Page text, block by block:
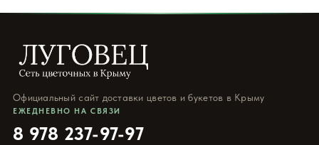
Официальный сайт доставки цветов и букетов в Крыму
ЕЖЕДНЕВНО НА СВЯЗИ
8 978 237-97-97